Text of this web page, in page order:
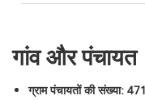
गांव और पंचायत
ग्राम पंचायतों की संख्या: 471